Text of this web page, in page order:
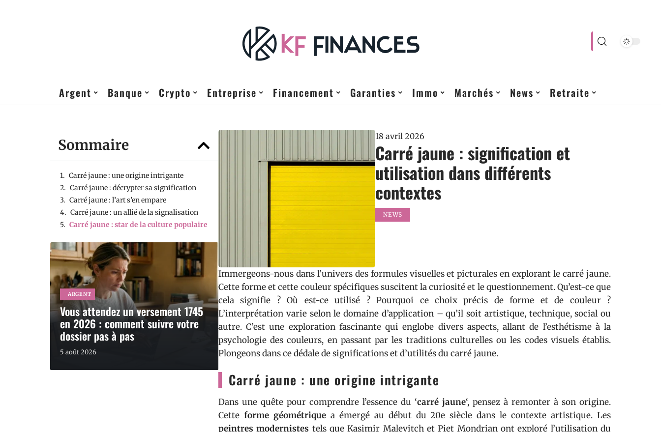
Argent Banque Crypto Entreprise Financement Garanties Immo Marchés News Retraite
Sommaire
Carré jaune : une origine intrigante
Carré jaune : décrypter sa signification
Carré jaune : l’art s’en empare
Carré jaune : un allié de la signalisation
Carré jaune : star de la culture populaire
ARGENT
Vous attendez un versement 1745
en 2026 : comment suivre votre
dossier pas à pas
5 août 2026
18 avril 2026
Carré jaune : signification et
utilisation dans différents
contextes
NEWS
Immergeons-nous dans l’univers des formules visuelles et picturales en explorant le carré jaune.
Cette forme et cette couleur spécifiques suscitent la curiosité et le questionnement. Qu’est-ce que
cela signifie ? Où est-ce utilisé ? Pourquoi ce choix précis de forme et de couleur ?
L’interprétation varie selon le domaine d’application – qu’il soit artistique, technique, social ou
autre. C’est une exploration fascinante qui englobe divers aspects, allant de l’esthétisme à la
psychologie des couleurs, en passant par les traditions culturelles ou les codes visuels établis.
Plongeons dans ce dédale de significations et d’utilités du carré jaune.
Carré jaune : une origine intrigante
Dans une quête pour comprendre l’essence du ‘carré jaune‘, pensez à remonter à son origine.
Cette forme géométriquea émergé au début du 20e siècle dans le contexte artistique. Les
peintres modernistes tels que Kasimir Malevitch et Piet Mondrian ont exploré l’utilisation du